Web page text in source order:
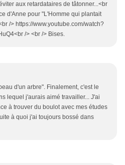
aux retardataires de tâtonner...<br
d'Anne pour "L'Homme qui plantait
/> https://www.youtube.com/watch?
/> <br /> Bises.
d'un arbre". Finalement, c'est le
lequel j'aurais aimé travailler... J'ai
à trouver du boulot avec mes études
à quoi j'ai toujours bossé dans